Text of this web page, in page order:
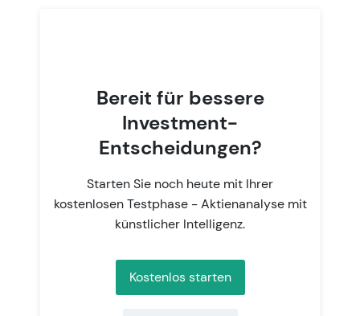
Bereit für bessere
Investment-
Entscheidungen?
Starten Sie noch heute mit Ihrer
kostenlosen Testphase - Aktienanalyse mit
künstlicher Intelligenz.
Kostenlos starten